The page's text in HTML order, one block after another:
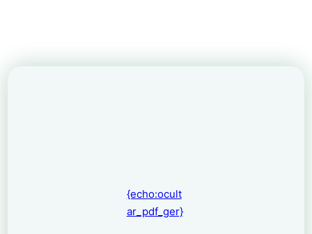
{echo:ocult
ar_pdf_ger}